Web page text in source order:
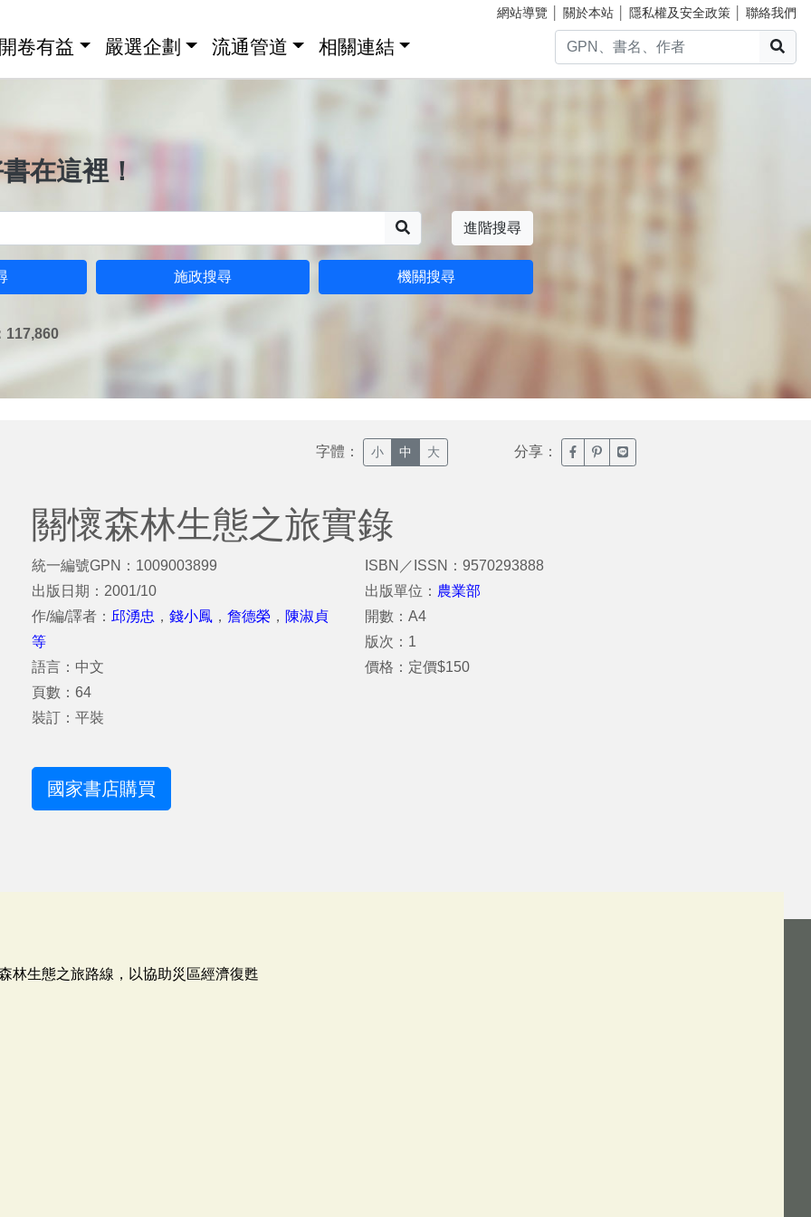
網站導覽 關於本站 隱私權及安全政策 聯絡我們
卷有益 嚴選企劃 流通管道 相關連結
在這裡！
進階搜尋
施政搜尋 機關搜尋
117,860
字體： 小 中 大 分享： 臉書分享(另開新視窗)
噗浪分享(另開新視窗)
Line分享(另開新視窗)
關懷森林生態之旅實錄
統一編號GPN：1009003899
出版日期：2001/10
作/編/譯者： 邱湧忠 ， 錢小鳳 ， 詹德榮 ， 陳淑貞
等
語言：中文
頁數：64
裝訂：平裝
ISBN／ISSN：9570293888
出版單位： 農業部
開數：A4
版次：1
價格：定價$150
國家書店購買
林生態之旅路線，以協助災區經濟復甦